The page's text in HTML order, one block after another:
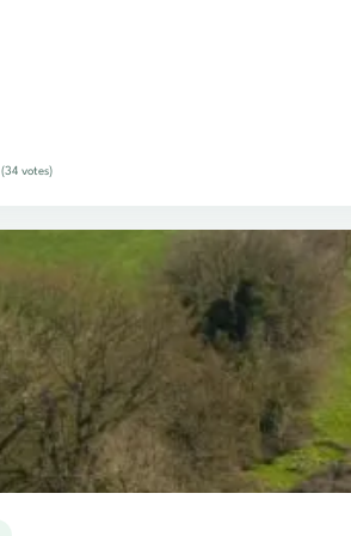
(34 votes)